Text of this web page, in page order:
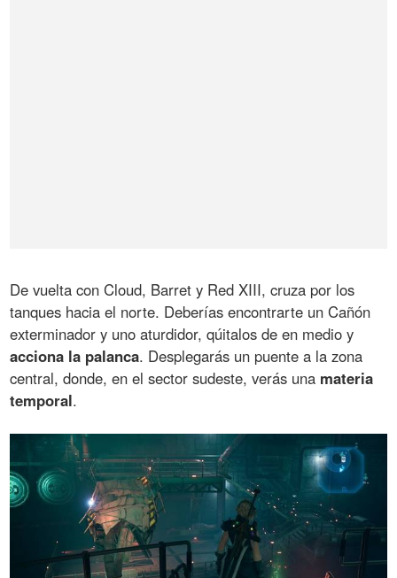
De vuelta con Cloud, Barret y Red XIII, cruza por los
tanques hacia el norte. Deberías encontrarte un Cañón
exterminador y uno aturdidor, qúitalos de en medio y
acciona la palanca. Desplegarás un puente a la zona
central, donde, en el sector sudeste, verás una materia
temporal.